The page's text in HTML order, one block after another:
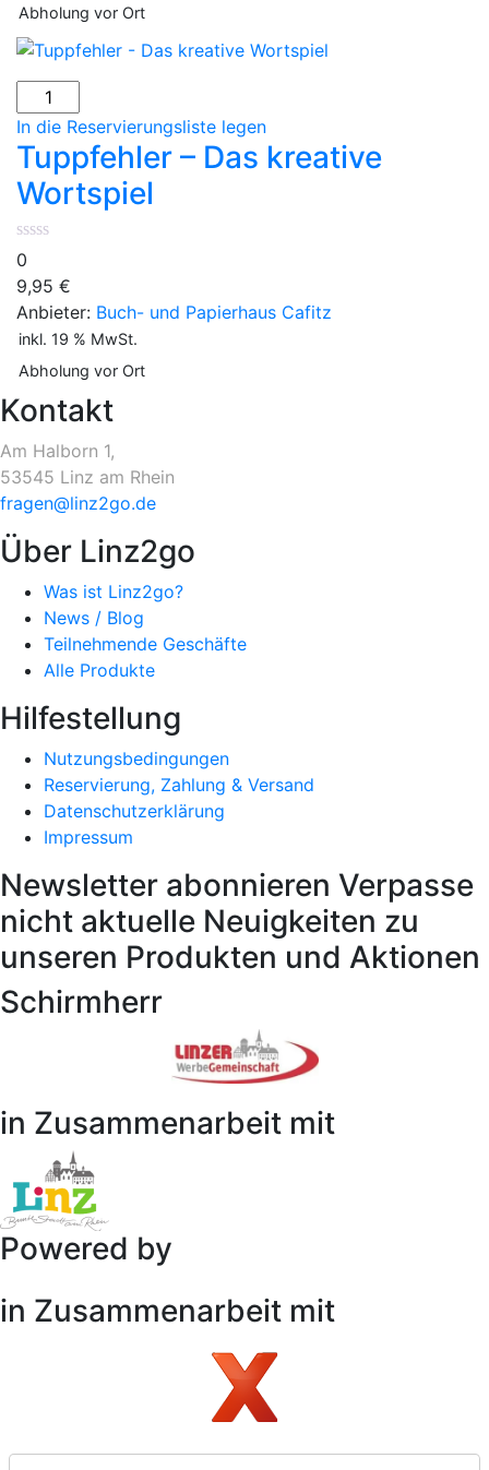
Abholung vor Ort
Tuppfehler
-
Das
kreative
Wortspiel
Menge
In die Reservierungsliste legen
Tuppfehler – Das kreative
Wortspiel
0
9,95 €
Anbieter: Buch- und Papierhaus Cafitz
inkl. 19 % MwSt.
Abholung vor Ort
Kontakt
Am Halborn 1,
53545 Linz am Rhein
fragen@linz2go.de
Über Linz2go
Was ist Linz2go?
News / Blog
Teilnehmende Geschäfte
Alle Produkte
Hilfestellung
Nutzungsbedingungen
Reservierung, Zahlung & Versand
Datenschutzerklärung
Impressum
Newsletter abonnieren Verpasse
nicht aktuelle Neuigkeiten zu
unseren Produkten und Aktionen
Schirmherr
in Zusammenarbeit mit
Powered by
in Zusammenarbeit mit